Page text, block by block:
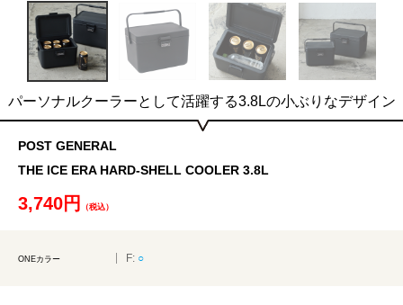
パーソナルクーラーとして活躍する3.8Lの小ぶりなデザイン
POST GENERAL
THE ICE ERA HARD-SHELL COOLER 3.8L
3,740円 （税込）
ONEカラー F: ○